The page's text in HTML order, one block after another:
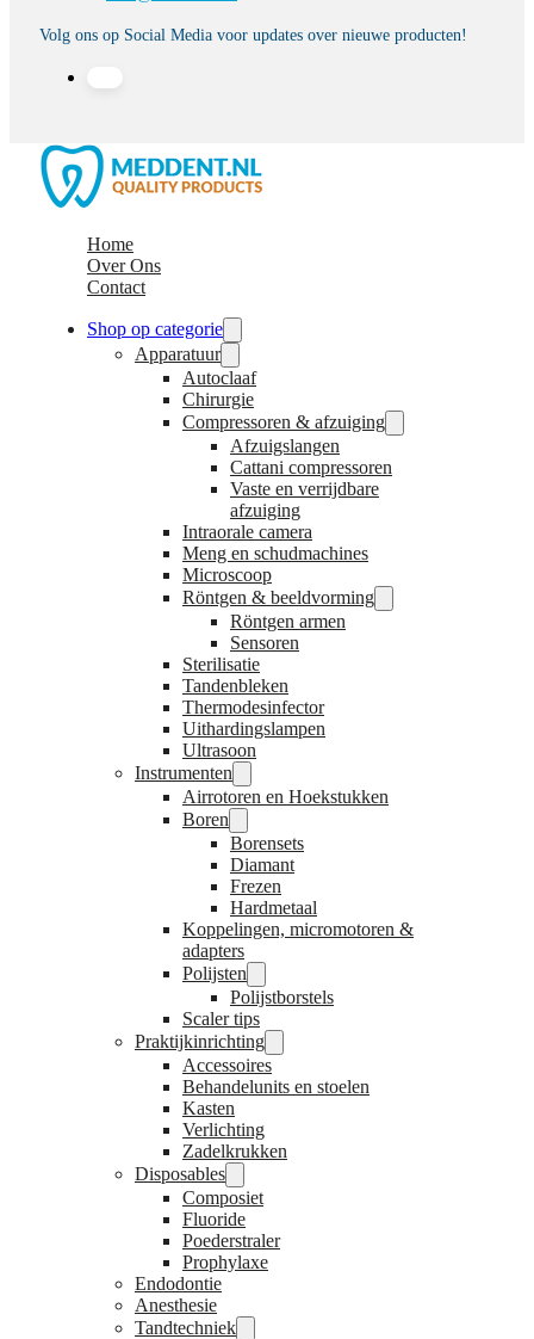
Volg ons op Social Media voor updates over nieuwe producten!
Home
Over Ons
Contact
Shop op categorie
Apparatuur
Autoclaaf
Chirurgie
Compressoren & afzuiging
Afzuigslangen
Cattani compressoren
Vaste en verrijdbare
afzuiging
Intraorale camera
Meng en schudmachines
Microscoop
Röntgen & beeldvorming
Röntgen armen
Sensoren
Sterilisatie
Tandenbleken
Thermodesinfector
Uithardingslampen
Ultrasoon
Instrumenten
Airrotoren en Hoekstukken
Boren
Borensets
Diamant
Frezen
Hardmetaal
Koppelingen, micromotoren &
adapters
Polijsten
Polijstborstels
Scaler tips
Praktijkinrichting
Accessoires
Behandelunits en stoelen
Kasten
Verlichting
Zadelkrukken
Disposables
Composiet
Fluoride
Poederstraler
Prophylaxe
Endodontie
Anesthesie
Tandtechniek